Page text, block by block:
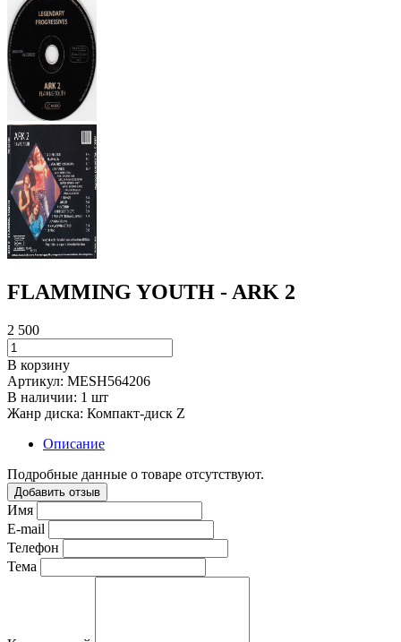
FLAMMING YOUTH - ARK 2
2 500
В корзину
Артикул: MESH564206
В наличии: 1 шт
Жанр диска: Компакт-диск Z
Описание
Подробные данные о товаре отсутствуют.
Добавить отзыв
Имя
E-mail
Телефон
Тема